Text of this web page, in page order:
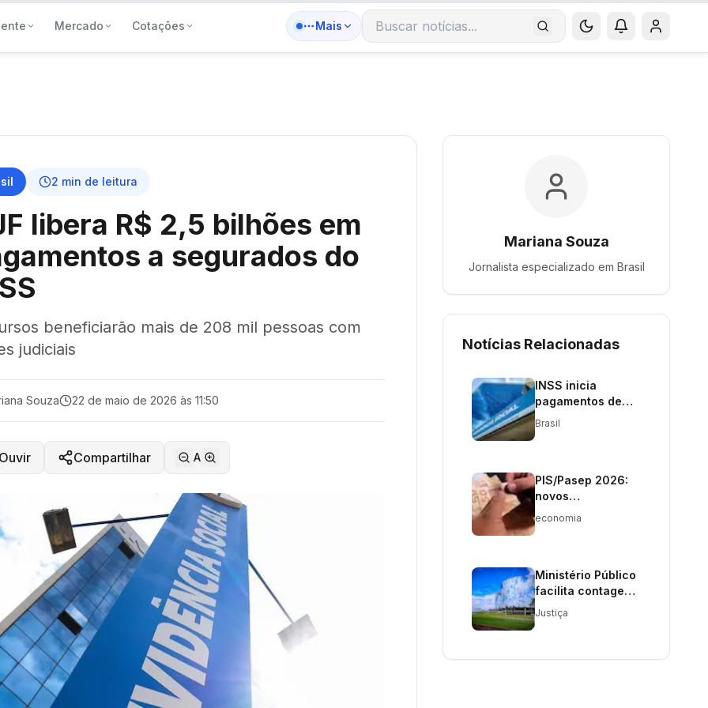
Mercado Cotações Mais
Buscar notícias
2 min de leitura
libera R$ 2,5 bilhões em
a segurados do
beneficiarão mais de 208 mil pessoas com
judiciais
Souza 22 de maio de 2026 às 11:50
Compartilhar A
Mariana Souza
Jornalista especializado em Brasil
Notícias Relacionadas
INSS inicia
pagamentos de
aposentadorias
Brasil
PIS/Pasep 2026:
novos
pagamentos e
economia
Ministério Público
facilita contagem
de tempo para
benefícios a
Justiça